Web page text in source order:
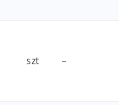
szt –